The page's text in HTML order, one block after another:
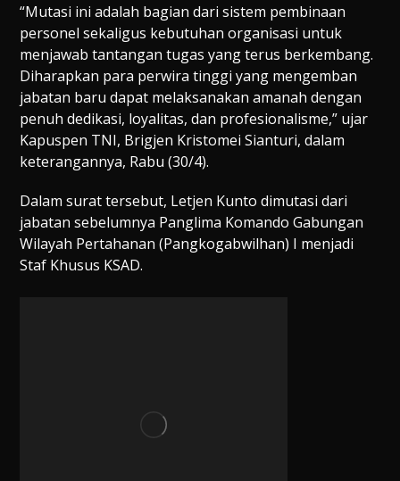
“Mutasi ini adalah bagian dari sistem pembinaan
personel sekaligus kebutuhan organisasi untuk
menjawab tantangan tugas yang terus berkembang.
Diharapkan para perwira tinggi yang mengemban
jabatan baru dapat melaksanakan amanah dengan
penuh dedikasi, loyalitas, dan profesionalisme,” ujar
Kapuspen TNI, Brigjen Kristomei Sianturi, dalam
keterangannya, Rabu (30/4).
Dalam surat tersebut, Letjen Kunto dimutasi dari
jabatan sebelumnya Panglima Komando Gabungan
Wilayah Pertahanan (Pangkogabwilhan) I menjadi
Staf Khusus KSAD.